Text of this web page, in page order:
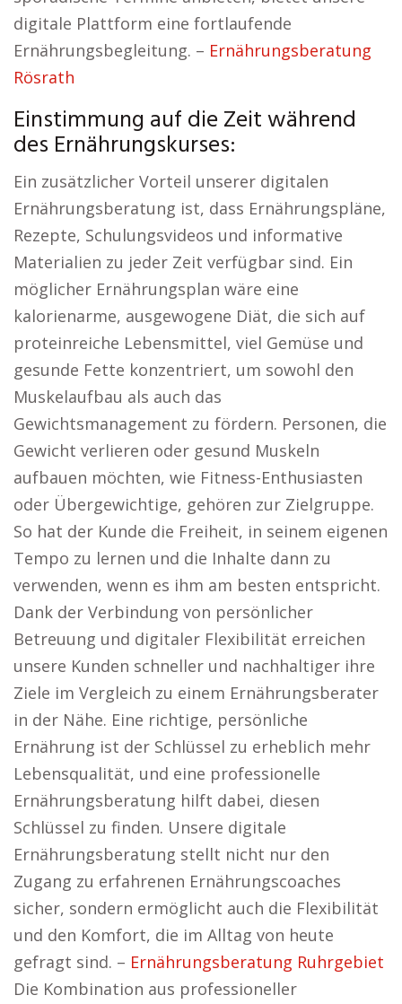
digitale Plattform eine fortlaufende
Ernährungsbegleitung. – Ernährungsberatung
Rösrath
Einstimmung auf die Zeit während
des Ernährungskurses:
Ein zusätzlicher Vorteil unserer digitalen
Ernährungsberatung ist, dass Ernährungspläne,
Rezepte, Schulungsvideos und informative
Materialien zu jeder Zeit verfügbar sind. Ein
möglicher Ernährungsplan wäre eine
kalorienarme, ausgewogene Diät, die sich auf
proteinreiche Lebensmittel, viel Gemüse und
gesunde Fette konzentriert, um sowohl den
Muskelaufbau als auch das
Gewichtsmanagement zu fördern. Personen, die
Gewicht verlieren oder gesund Muskeln
aufbauen möchten, wie Fitness-Enthusiasten
oder Übergewichtige, gehören zur Zielgruppe.
So hat der Kunde die Freiheit, in seinem eigenen
Tempo zu lernen und die Inhalte dann zu
verwenden, wenn es ihm am besten entspricht.
Dank der Verbindung von persönlicher
Betreuung und digitaler Flexibilität erreichen
unsere Kunden schneller und nachhaltiger ihre
Ziele im Vergleich zu einem Ernährungsberater
in der Nähe. Eine richtige, persönliche
Ernährung ist der Schlüssel zu erheblich mehr
Lebensqualität, und eine professionelle
Ernährungsberatung hilft dabei, diesen
Schlüssel zu finden. Unsere digitale
Ernährungsberatung stellt nicht nur den
Zugang zu erfahrenen Ernährungscoaches
sicher, sondern ermöglicht auch die Flexibilität
und den Komfort, die im Alltag von heute
gefragt sind. – Ernährungsberatung Ruhrgebiet
Die Kombination aus professioneller